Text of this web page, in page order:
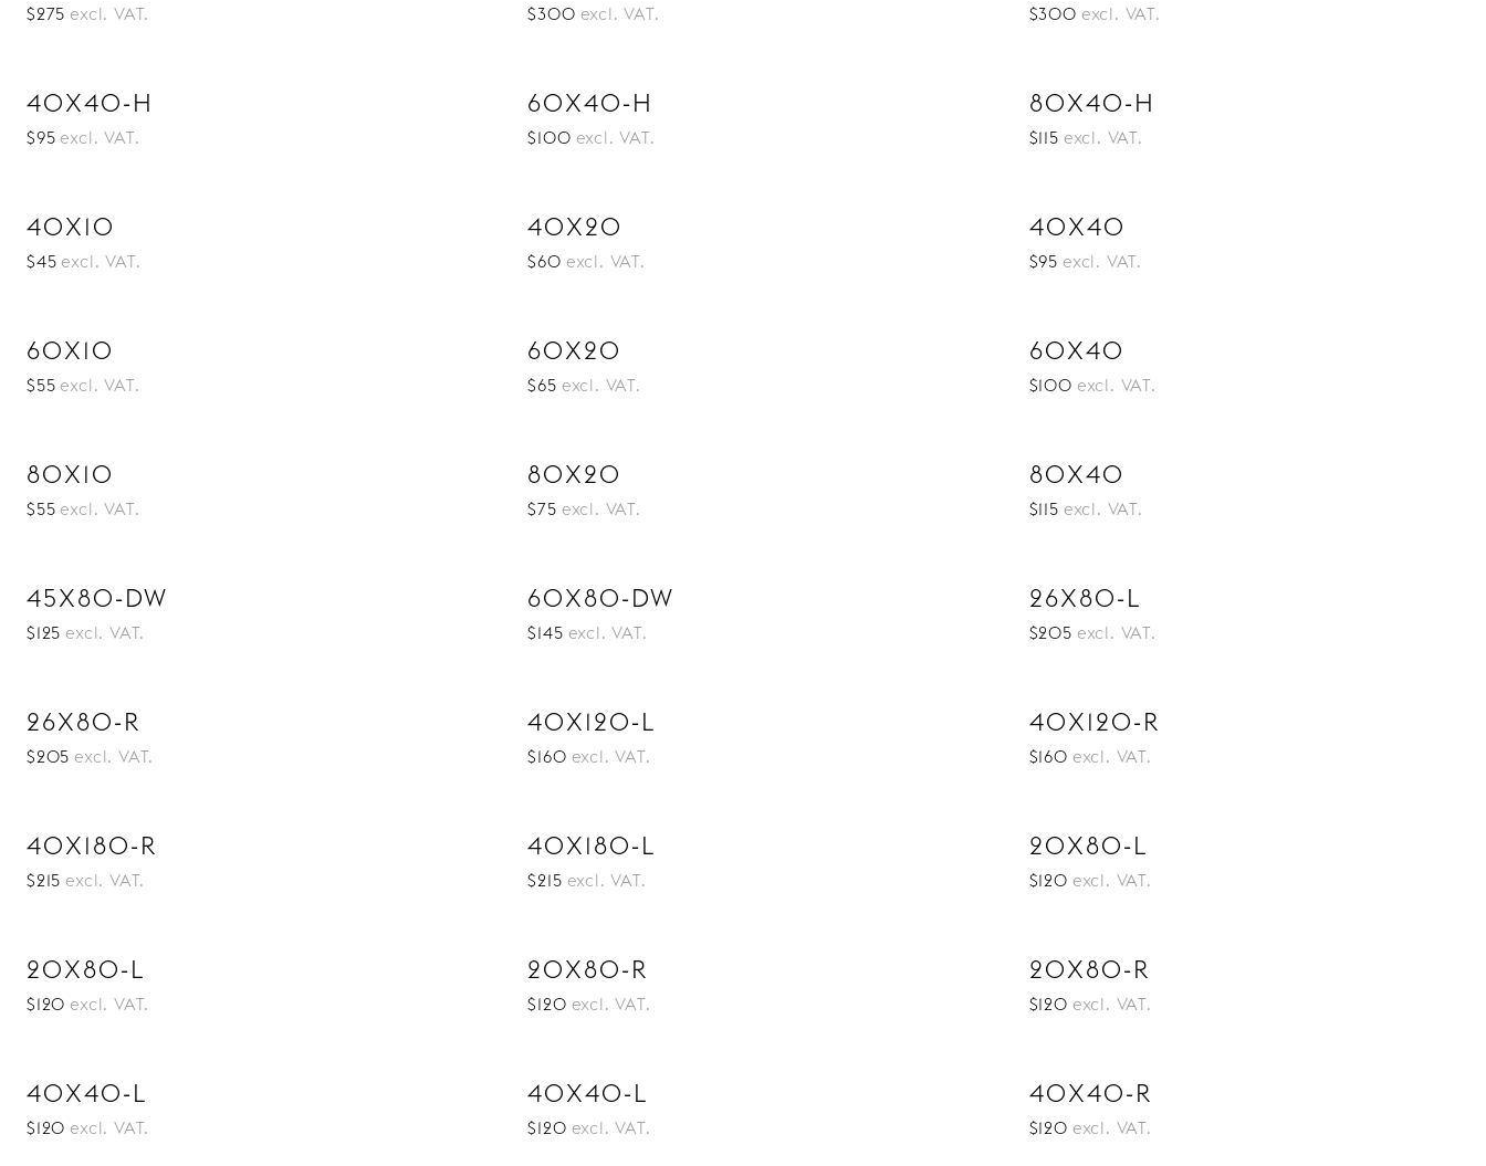
$275 excl. VAT. $300 excl. VAT. $300 excl. VAT.
40X40-H
$95 excl. VAT.
60X40-H
$100 excl. VAT.
80X40-H
$115 excl. VAT.
40X10
$45 excl. VAT.
40X20
$60 excl. VAT.
40X40
$95 excl. VAT.
60X10
$55 excl. VAT.
60X20
$65 excl. VAT.
60X40
$100 excl. VAT.
80X10
$55 excl. VAT.
80X20
$75 excl. VAT.
80X40
$115 excl. VAT.
45X80-DW
$125 excl. VAT.
60X80-DW
$145 excl. VAT.
26X80-L
$205 excl. VAT.
26X80-R
$205 excl. VAT.
40X120-L
$160 excl. VAT.
40X120-R
$160 excl. VAT.
40X180-R
$215 excl. VAT.
40X180-L
$215 excl. VAT.
20X80-L
$120 excl. VAT.
20X80-L
$120 excl. VAT.
20X80-R
$120 excl. VAT.
20X80-R
$120 excl. VAT.
40X40-L
$120 excl. VAT.
40X40-L
$120 excl. VAT.
40X40-R
$120 excl. VAT.